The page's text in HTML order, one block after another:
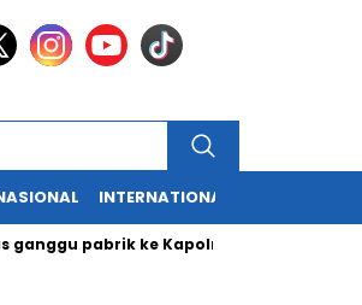
INTERNATIONAL
pabrik ke Kapolri